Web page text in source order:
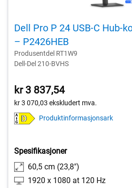
Dell Pro P 24 USB-C Hub-
– P2426HEB
Produsentdel RT1W9
Dell-Del 210-BVHS
kr 3 837,54
kr 3 070,03 ekskludert mva.
Produktinformasjonsark
Spesifikasjoner
60,5 cm (23,8")
1920 x 1080 at 120 Hz